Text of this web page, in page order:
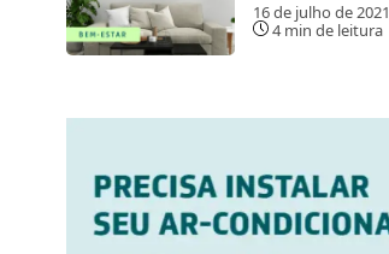
16 de julho de 2021
4 min de leitura